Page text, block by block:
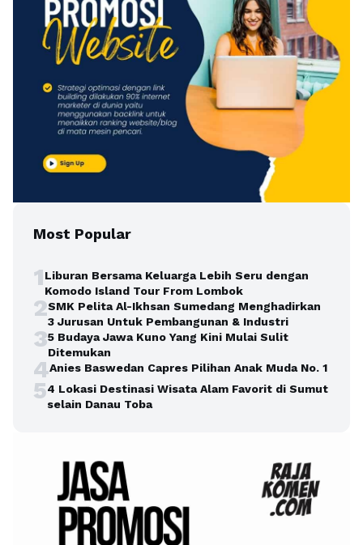
Most Popular
1Liburan Bersama Keluarga Lebih Seru dengan
Komodo Island Tour From Lombok
2SMK Pelita Al-Ikhsan Sumedang Menghadirkan
3 Jurusan Untuk Pembangunan & Industri
35 Budaya Jawa Kuno Yang Kini Mulai Sulit
Ditemukan
4Anies Baswedan Capres Pilihan Anak Muda No. 1
54 Lokasi Destinasi Wisata Alam Favorit di Sumut
selain Danau Toba